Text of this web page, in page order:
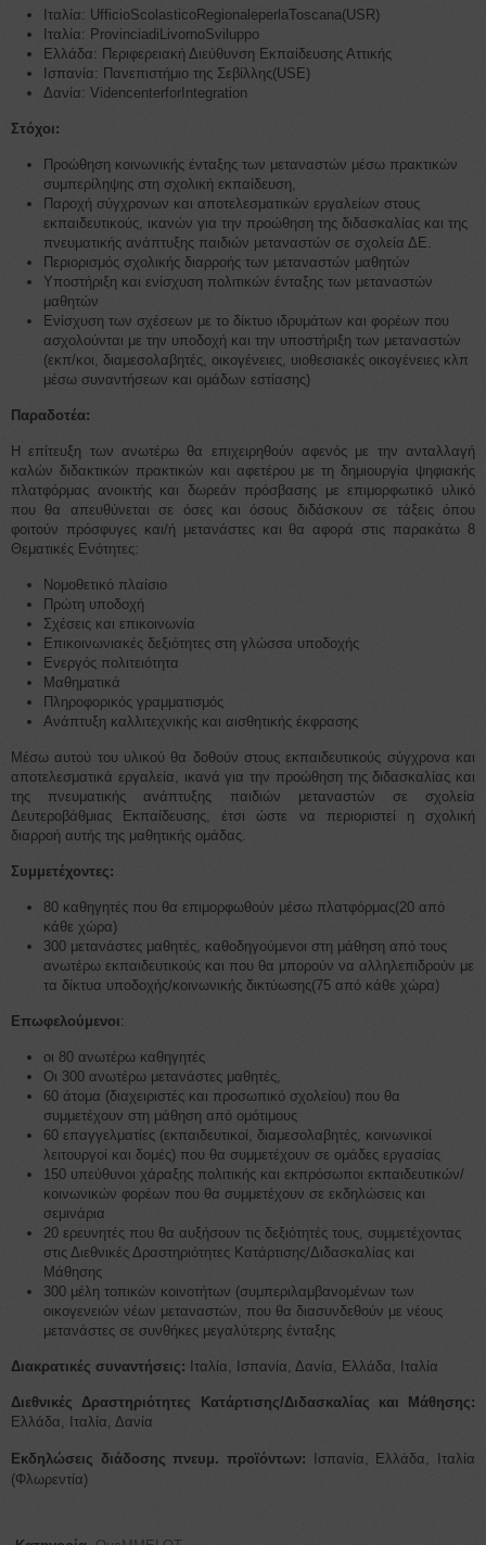
Ιταλία: UfficioScolasticoRegionaleperlaToscana(USR)
Ιταλία: ProvinciadiLivornoSviluppo
Ελλάδα: Περιφερειακή Διεύθυνση Εκπαίδευσης Αττικής
Ισπανία: Πανεπιστήμιο της Σεβίλλης(USE)
Δανία: VidencenterforIntegration
Στόχοι:
Προώθηση κοινωνικής ένταξης των μεταναστών μέσω πρακτικών
συμπερίληψης στη σχολική εκπαίδευση,
Παροχή σύγχρονων και αποτελεσματικών εργαλείων στους
εκπαιδευτικούς, ικανών για την προώθηση της διδασκαλίας και της
πνευματικής ανάπτυξης παιδιών μεταναστών σε σχολεία ΔΕ.
Περιορισμός σχολικής διαρροής των μεταναστών μαθητών
Υποστήριξη και ενίσχυση πολιτικών ένταξης των μεταναστών
μαθητών
Ενίσχυση των σχέσεων με το δίκτυο ιδρυμάτων και φορέων που
ασχολούνται με την υποδοχή και την υποστήριξη των μεταναστών
(εκπ/κοι, διαμεσολαβητές, οικογένειες, υιοθεσιακές οικογένειες κλπ
μέσω συναντήσεων και ομάδων εστίασης)
Παραδοτέα:
Η επίτευξη των ανωτέρω θα επιχειρηθούν αφενός με την ανταλλαγή
καλών διδακτικών πρακτικών και αφετέρου με τη δημιουργία ψηφιακής
πλατφόρμας ανοικτής και δωρεάν πρόσβασης με επιμορφωτικό υλικό
που θα απευθύνεται σε όσες και όσους διδάσκουν σε τάξεις όπου
φοιτούν πρόσφυγες και/ή μετανάστες και θα αφορά στις παρακάτω 8
Θεματικές Ενότητες:
Νομοθετικό πλαίσιο
Πρώτη υποδοχή
Σχέσεις και επικοινωνία
Επικοινωνιακές δεξιότητες στη γλώσσα υποδοχής
Ενεργός πολιτειότητα
Μαθηματικά
Πληροφορικός γραμματισμός
Ανάπτυξη καλλιτεχνικής και αισθητικής έκφρασης
Μέσω αυτού του υλικού θα δοθούν στους εκπαιδευτικούς σύγχρονα και
αποτελεσματικά εργαλεία, ικανά για την προώθηση της διδασκαλίας και
της πνευματικής ανάπτυξης παιδιών μεταναστών σε σχολεία
Δευτεροβάθμιας Εκπαίδευσης, έτσι ώστε να περιοριστεί η σχολική
διαρροή αυτής της μαθητικής ομάδας.
Συμμετέχοντες:
80 καθηγητές που θα επιμορφωθούν μέσω πλατφόρμας(20 από
κάθε χώρα)
300 μετανάστες μαθητές, καθοδηγούμενοι στη μάθηση από τους
ανωτέρω εκπαιδευτικούς και που θα μπορούν να αλληλεπιδρούν με
τα δίκτυα υποδοχής/κοινωνικής δικτύωσης(75 από κάθε χώρα)
Επωφελούμενοι:
οι 80 ανωτέρω καθηγητές
Οι 300 ανωτέρω μετανάστες μαθητές,
60 άτομα (διαχειριστές και προσωπικό σχολείου) που θα
συμμετέχουν στη μάθηση από ομότιμους
60 επαγγελματίες (εκπαιδευτικοί, διαμεσολαβητές, κοινωνικοί
λειτουργοί και δομές) που θα συμμετέχουν σε ομάδες εργασίας
150 υπεύθυνοι χάραξης πολιτικής και εκπρόσωποι εκπαιδευτικών/
κοινωνικών φορέων που θα συμμετέχουν σε εκδηλώσεις και
σεμινάρια
20 ερευνητές που θα αυξήσουν τις δεξιότητές τους, συμμετέχοντας
στις Διεθνικές Δραστηριότητες Κατάρτισης/Διδασκαλίας και
Μάθησης
300 μέλη τοπικών κοινοτήτων (συμπεριλαμβανομένων των
οικογενειών νέων μεταναστών, που θα διασυνδεθούν με νέους
μετανάστες σε συνθήκες μεγαλύτερης ένταξης
Διακρατικές συναντήσεις: Ιταλία, Ισπανία, Δανία, Ελλάδα, Ιταλία
Διεθνικές Δραστηριότητες Κατάρτισης/Διδασκαλίας και Μάθησης:
Ελλάδα, Ιταλία, Δανία
Εκδηλώσεις διάδοσης πνευμ. προϊόντων:
Ισπανία, Ελλάδα, Ιταλία
(Φλωρεντία)